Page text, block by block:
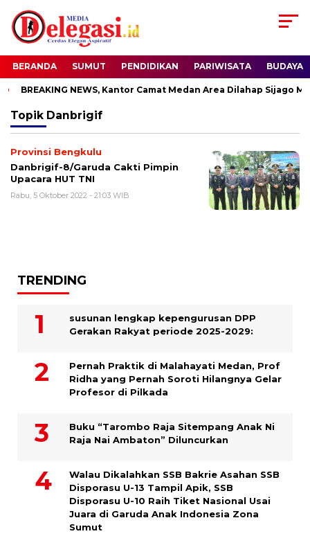
BERANDA SUMUT PENDIDIKAN PARIWISATA BUDAYA
BREAKING NEWS, Kantor Camat Medan Area Dilahap Sijago
Topik Danbrigif
Provinsi Bengkulu
Danbrigif-8/Garuda Cakti Pimpin
Upacara HUT TNI
Rabu, 5 Oktober 2022 - 21:03 WIB
TRENDING
susunan lengkap kepengurusan DPP
Gerakan Rakyat periode 2025-2029:
Pernah Praktik di Malahayati Medan, Prof
Ridha yang Pernah Soroti Hilangnya Gelar
Profesor di Pilkada
Buku “Tarombo Raja Sitempang Anak Ni
Raja Nai Ambaton” Diluncurkan
Walau Dikalahkan SSB Bakrie Asahan SSB
Disporasu U-13 Tampil Apik, SSB
Disporasu U-10 Raih Tiket Nasional Usai
Juara di Garuda Anak Indonesia Zona
Sumut